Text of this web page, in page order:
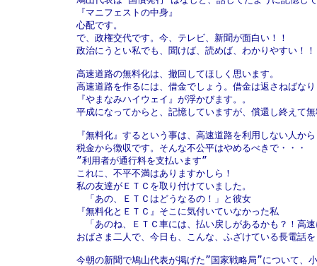
『マニフェストの中身』
心配です。
で、政権交代です。今、テレビ、新聞が面白い！！
政治にうとい私でも、聞けば、読めば、わかりやすい！！
高速道路の無料化は、撤回してほしく思います。
高速道路を作るには、借金でしょう。借金は返さねばな
『やまなみハイウェイ』が浮かびます。。
平成になってからと、記憶していますが、償還し終えて
『無料化』するという事は、高速道路を利用しない人か
税金から徴収です。そんな不公平はやめるべきで・・・
”利用者が通行料を支払います”
これに、不平不満はありますかしら！
私の友達がＥＴＣを取り付けていました。
「あの、ＥＴＣはどうなるの！」と彼女
『無料化とＥＴＣ』そこに気付いていなかった私
「あのね、ＥＴＣ車には、払い戻しがあるかも？！高
おばさま二人で、今日も、こんな、ふざけている長電話
今朝の新聞で鳩山代表が掲げた”国家戦略局”について、